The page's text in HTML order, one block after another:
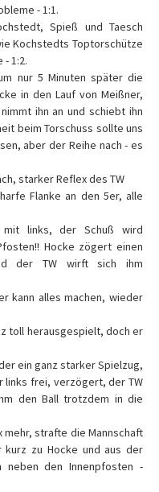
- 1:1.
Spieß und Taesch
Kochstedts Toptorschütze
1:2.
nur 5 Minuten später die
in den Lauf von Meißner,
ihn an und schiebt ihn
beim Torschuss sollte uns
aber der Reihe nach - es
starker Reflex des TW
Flanke an den 5er, alle
links, der Schuß wird
Hocke zögert einen
der TW wirft sich ihm
kann alles machen, wieder
toll herausgespielt, doch er
ein ganz starker Spielzug,
links frei, verzögert, der TW
den Ball trotzdem in die
mehr, strafte die Mannschaft
kurz zu Hocke und aus der
neben den Innenpfosten -